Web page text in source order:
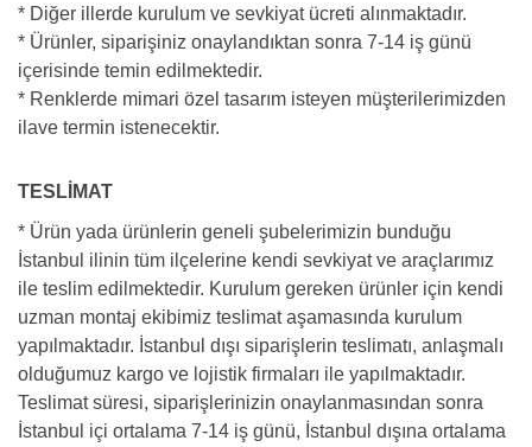
* Diğer illerde kurulum ve sevkiyat ücreti alınmaktadır.
* Ürünler, siparişiniz onaylandıktan sonra 7-14 iş günü
içerisinde temin edilmektedir.
* Renklerde mimari özel tasarım isteyen müşterilerimizden
ilave termin istenecektir.
TESLİMAT
* Ürün yada ürünlerin geneli şubelerimizin bunduğu
İstanbul ilinin tüm ilçelerine kendi sevkiyat ve araçlarımız
ile teslim edilmektedir. Kurulum gereken ürünler için kendi
uzman montaj ekibimiz teslimat aşamasında kurulum
yapılmaktadır. İstanbul dışı siparişlerin teslimatı, anlaşmalı
olduğumuz kargo ve lojistik firmaları ile yapılmaktadır.
Teslimat süresi, siparişlerinizin onaylanmasından sonra
İstanbul içi ortalama 7-14 iş günü, İstanbul dışına ortalama